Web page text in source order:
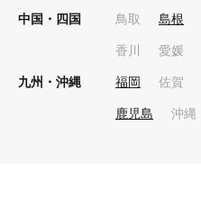
中国・四国 鳥取 島根
香川 愛媛
九州・沖縄 福岡 佐賀
鹿児島 沖縄